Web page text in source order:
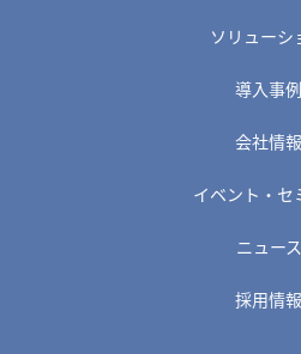
ソリューシ
導入事例
会社情報
イベント・セ
ニュース
採用情報